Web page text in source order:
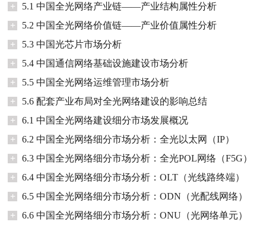
+
5.1 中国全光网络产业链——产业结构属性分析
+
5.2 中国全光网络价值链——产业价值属性分析
+
5.3 中国光芯片市场分析
+
5.4 中国通信网络基础设施建设市场分析
+
5.5 中国全光网络运维管理市场分析
+
5.6 配套产业布局对全光网络建设的影响总结
+
6.1 中国全光网络建设细分市场发展概况
+
6.2 中国全光网络细分市场分析：全光以太网（IP）
+
6.3 中国全光网络细分市场分析：全光POL网络（F5G）
+
6.4 中国全光网络细分市场分析：OLT（光线路终端）
+
6.5 中国全光网络细分市场分析：ODN（光配线网络）
+
6.6 中国全光网络细分市场分析：ONU（光网络单元）